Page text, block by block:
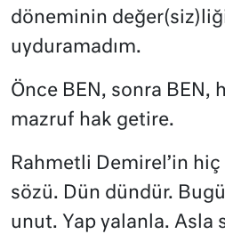
döneminin
uyduramadım.
Önce BEN, sonra BEN,
mazruf hak getire.
Rahmetli Demirel’in
sözü. Dün dündür.
unut. Yap yalanla. Asla